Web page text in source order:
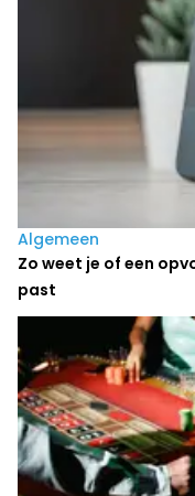
Algemeen
Zo weet je of een
past